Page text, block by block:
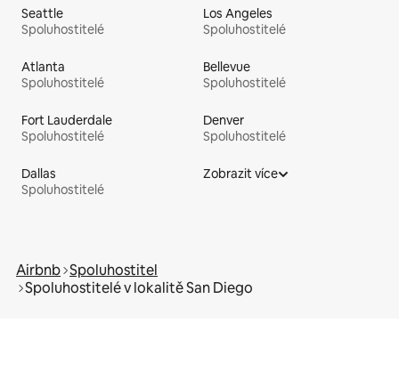
Seattle
Spoluhostitelé
Los Angeles
Spoluhostitelé
Atlanta
Spoluhostitelé
Bellevue
Spoluhostitelé
Fort Lauderdale
Spoluhostitelé
Denver
Spoluhostitelé
Dallas
Spoluhostitelé
Zobrazit více
Airbnb Spoluhostitel
Spoluhostitelé v lokalitě San Diego